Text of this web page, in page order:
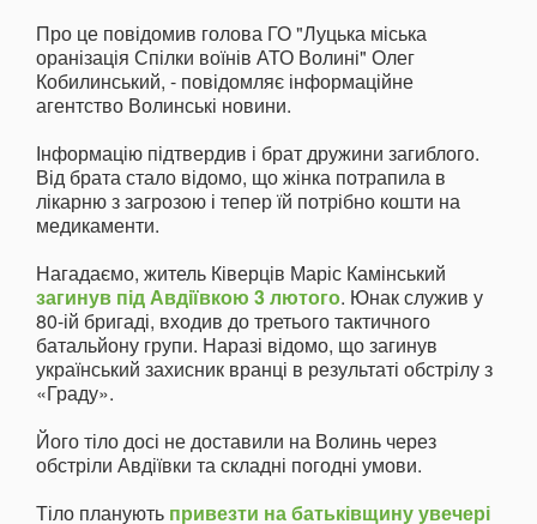
Про це повідомив голова ГО "Луцька міська
оранізація Спілки воїнів АТО Волині" Олег
Кобилинський, - повідомляє інформаційне
агентство Волинські новини.
Інформацію підтвердив і брат дружини загиблого.
Від брата стало відомо, що жінка потрапила в
лікарню з загрозою і тепер їй потрібно кошти на
медикаменти.
Нагадаємо, житель Ківерців Маріс Камінський
загинув під Авдіївкою 3 лютого. Юнак служив у
80-ій бригаді, входив до третього тактичного
батальйону групи. Наразі відомо, що загинув
український захисник вранці в результаті обстрілу з
«Граду».
Його тіло досі не доставили на Волинь через
обстріли Авдіївки та складні погодні умови.
Тіло планують привезти на батьківщину увечері